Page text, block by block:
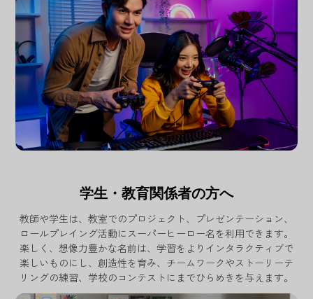
学生・教育関係者の方へ
教師や学生は、教室でのプロジェクト、プレゼンテーション、
ロールプレイング活動にスーパーヒーロー名を利用できます。
楽しく、想像力豊かな名前は、学習をよりインタラクティブで
楽しいものにし、創造性を育み、チームワークやストーリーテ
リングの練習、学校のコンテストにまでひらめきを与えます。